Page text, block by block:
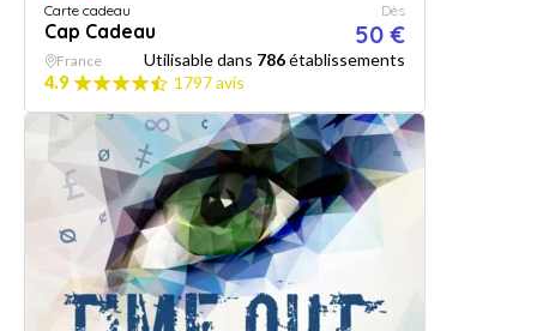
Carte cadeau
Cap Cadeau
Dès
50 €
France Utilisable dans 786établissements
4.9
1797 avis